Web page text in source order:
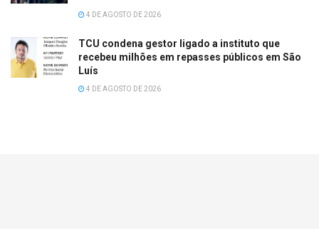
4 DE AGOSTO DE 2026
TCU condena gestor ligado a instituto que
recebeu milhões em repasses públicos em São
Luís
4 DE AGOSTO DE 2026